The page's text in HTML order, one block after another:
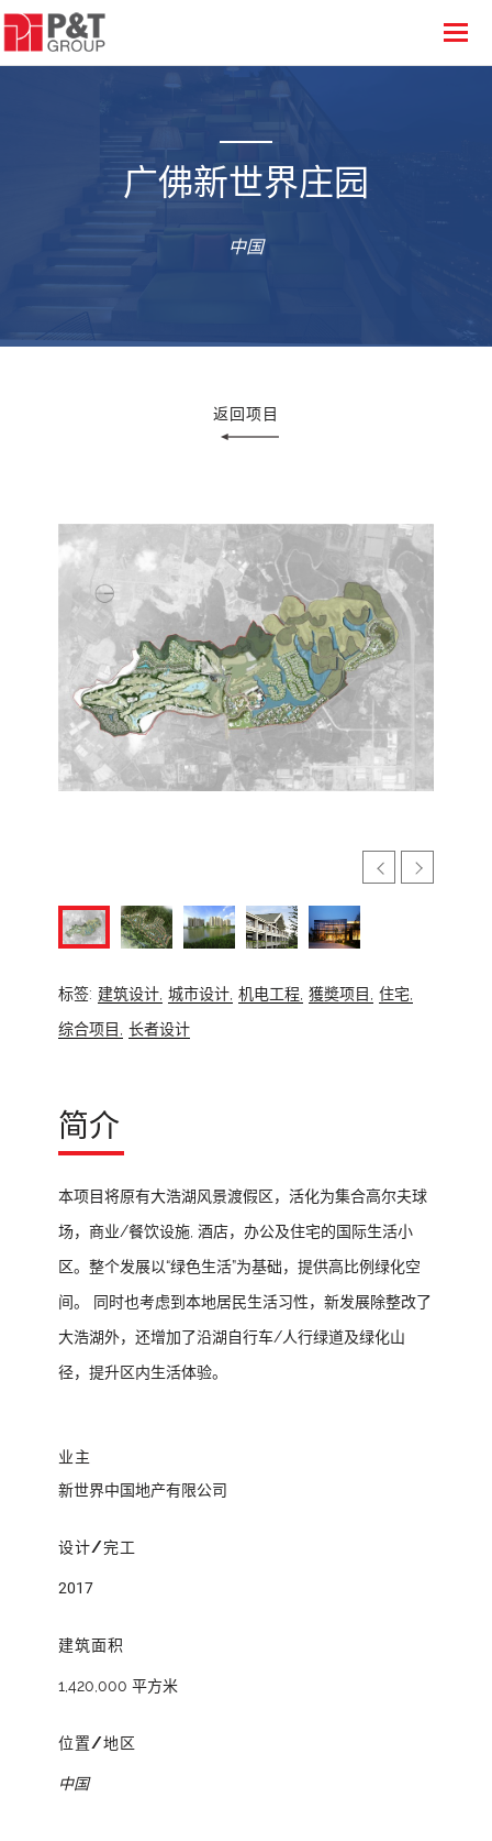
广佛新世界庄园
中国
返回项目
标签: 建筑设计, 城市设计, 机电工程, 獲奬项目,
住宅,
综合项目,
长者设计
简介
本项目将原有大浩湖风景渡假区，活化为集合高尔夫球
场，商业/餐饮设施, 酒店，办公及住宅的国际生活小
区。整个发展以“绿色生活”为基础，提供高比例绿化空
间。 同时也考虑到本地居民生活习性，新发展除整改了
大浩湖外，还增加了沿湖自行车/人行绿道及绿化山
径，提升区内生活体验。
业主
新世界中国地产有限公司
设计/完工
2017
建筑面积
1,420,000 平方米
位置/地区
中国